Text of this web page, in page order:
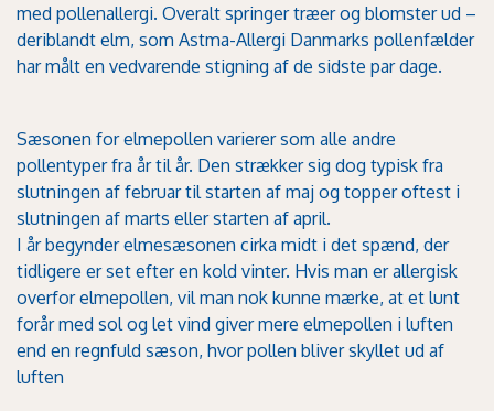
med pollenallergi. Overalt springer træer og blomster ud –
deriblandt elm, som Astma-Allergi Danmarks pollenfælder
har målt en vedvarende stigning af de sidste par dage.
Sæsonen for elmepollen varierer som alle andre
pollentyper fra år til år. Den strækker sig dog typisk fra
slutningen af februar til starten af maj og topper oftest i
slutningen af marts eller starten af april.
I år begynder elmesæsonen cirka midt i det spænd, der
tidligere er set efter en kold vinter. Hvis man er allergisk
overfor elmepollen, vil man nok kunne mærke, at et lunt
forår med sol og let vind giver mere elmepollen i luften
end en regnfuld sæson, hvor pollen bliver skyllet ud af
luften